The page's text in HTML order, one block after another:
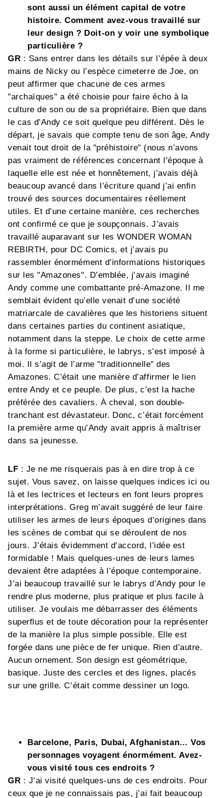
sont aussi un élément capital de votre
histoire. Comment avez-vous travaillé sur
leur design ? Doit-on y voir une symbolique
particulière ?
GR : Sans entrer dans les détails sur l’épée à deux
mains de Nicky ou l’espèce cimeterre de Joe, on
peut affirmer que chacune de ces armes
"archaïques" a été choisie pour faire écho à la
culture de son ou de sa propriétaire. Bien que dans
le cas d’Andy ce soit quelque peu différent. Dès le
départ, je savais que compte tenu de son âge, Andy
venait tout droit de la "préhistoire" (nous n’avons
pas vraiment de références concernant l’époque à
laquelle elle est née et honnêtement, j’avais déjà
beaucoup avancé dans l’écriture quand j’ai enfin
trouvé des sources documentaires réellement
utiles. Et d’une certaine manière, ces recherches
ont confirmé ce que je soupçonnais. J’avais
travaillé auparavant sur les WONDER WOMAN
REBIRTH, pour DC Comics, et j’avais pu
rassembler énormément d’informations historiques
sur les "Amazones". D’emblée, j’avais imaginé
Andy comme une combattante pré-Amazone. Il me
semblait évident qu’elle venait d’une société
matriarcale de cavalières que les historiens situent
dans certaines parties du continent asiatique,
notamment dans la steppe. Le choix de cette arme
à la forme si particulière, le labrys, s’est imposé à
moi. Il s’agit de l’arme "traditionnelle" des
Amazones. C’était une manière d’affirmer le lien
entre Andy et ce peuple. De plus, c’est la hache
préférée des cavaliers. À cheval, son double-
tranchant est dévastateur. Donc, c’était forcément
la première arme qu’Andy avait appris à maîtriser
dans sa jeunesse.
LF : Je ne me risquerais pas à en dire trop à ce
sujet. Vous savez, on laisse quelques indices ici ou
là et les lectrices et lecteurs en font leurs propres
interprétations. Greg m’avait suggéré de leur faire
utiliser les armes de leurs époques d’origines dans
les scènes de combat qui se déroulent de nos
jours. J’étais évidemment d’accord, l’idée est
formidable ! Mais quelques-unes de leurs lames
devaient être adaptées à l’époque contemporaine.
J’ai beaucoup travaillé sur le labrys d’Andy pour le
rendre plus moderne, plus pratique et plus facile à
utiliser. Je voulais me débarrasser des éléments
superflus et de toute décoration pour la représenter
de la manière la plus simple possible. Elle est
forgée dans une pièce de fer unique. Rien d’autre.
Aucun ornement. Son design est géométrique,
basique. Juste des cercles et des lignes, placés
sur une grille. C’était comme dessiner un logo.
Barcelone, Paris, Dubai, Afghanistan… Vos
personnages voyagent énormément. Avez-
vous visité tous ces endroits ?
GR : J’ai visité quelques-uns de ces endroits. Pour
ceux que je ne connaissais pas, j’ai fait beaucoup